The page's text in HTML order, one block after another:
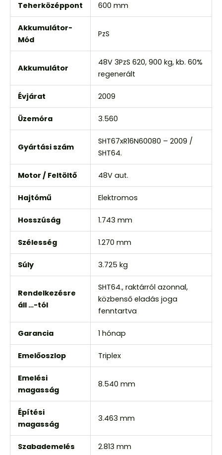
Teherközéppont 600 mm
Akkumulátor-
Mód
PzS
Akkumulátor
48V 3PzS 620, 900 kg, kb. 60%
regenerált
Évjárat 2009
Üzemóra 3.560
Gyártási szám
SHT67xR16N60080 – 2009 /
SHT64.
Motor / Feltöltő 48V aut.
Hajtómű Elektromos
Hosszúság 1.743 mm
Szélesség 1.270 mm
Súly 3.725 kg
Rendelkezésre
áll …-tól
SHT64., raktárról azonnal,
közbenső eladás joga
fenntartva
Garancia 1 hónap
Emelőoszlop Triplex
Emelési
magasság
8.540 mm
Építési
magasság
3.463 mm
Szabademelés 2.813 mm